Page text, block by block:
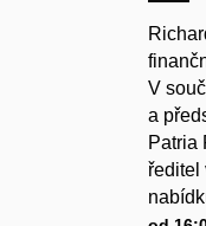
V
a
Patria
ředitel